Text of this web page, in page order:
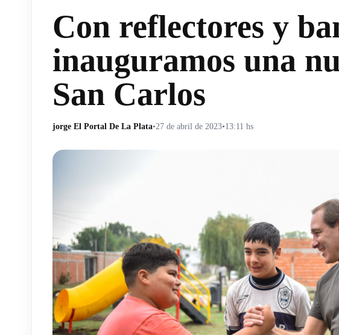
Con reflectores y
inauguramos una
San Carlos
jorge El Portal De La Plata•27 de abril de 2023•13:11 hs